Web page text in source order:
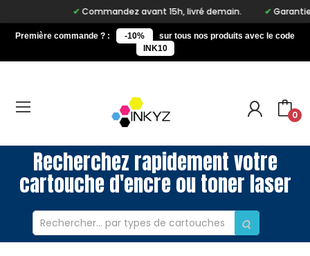
Commandez avant 15h, livré demain. Garantie
Première commande ? : -10%
sur tous nos produits avec le code
INK10
0
Recherchez rapidement votre
cartouche d'encre ou toner laser